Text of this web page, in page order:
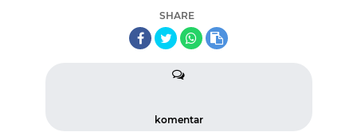
SHARE
komentar